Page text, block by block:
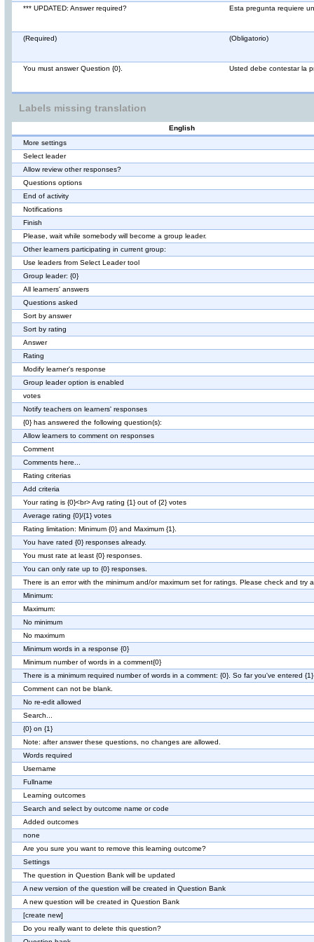
*** UPDATED: Answer required? Esta pregunta requiere
(Required) (Obligatorio)
You must answer Question {0}. Usted debe contestar la
Labels missing translation
English
More settings
Select leader
Allow review other responses?
Questions options
End of activity
Notifications
Finish
Please, wait while somebody will become a group leader.
Other learners participating in current group:
Use leaders from Select Leader tool
Group leader: {0}
All learners' answers
Questions asked
Sort by answer
Sort by rating
Answer
Rating
Modify learner's response
Group leader option is enabled
votes
Notify teachers on learners' responses
{0} has answered the following question(s):
Allow learners to comment on responses
Comment
Comments here...
Rating criterias
Add criteria
Your rating is {0}<br> Avg rating {1} out of {2} votes
Average rating {0}/{1} votes
Rating limitation: Minimum {0} and Maximum {1}.
You have rated {0} responses already.
You must rate at least {0} responses.
You can only rate up to {0} responses.
There is an error with the minimum and/or maximum set for ratings. Please check and try
Minimum:
Maximum:
No minimum
No maximum
Minimum words in a response {0}
Minimum number of words in a comment{0}
There is a minimum required number of words in a comment: {0}. So far you've entered
Comment can not be blank.
No re-edit allowed
Search...
{0} on {1}
Note: after answer these questions, no changes are allowed.
Words required
Username
Fullname
Learning outcomes
Search and select by outcome name or code
Added outcomes
none
Are you sure you want to remove this learning outcome?
Settings
The question in Question Bank will be updated
A new version of the question will be created in Question Bank
A new question will be created in Question Bank
[create new]
Do you really want to delete this question?